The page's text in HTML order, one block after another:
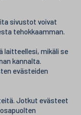
sivustot voivat
tehokkaamman.
laitteellesi, mikäli se
kannalta.
evästeiden
Jotkut evästeet